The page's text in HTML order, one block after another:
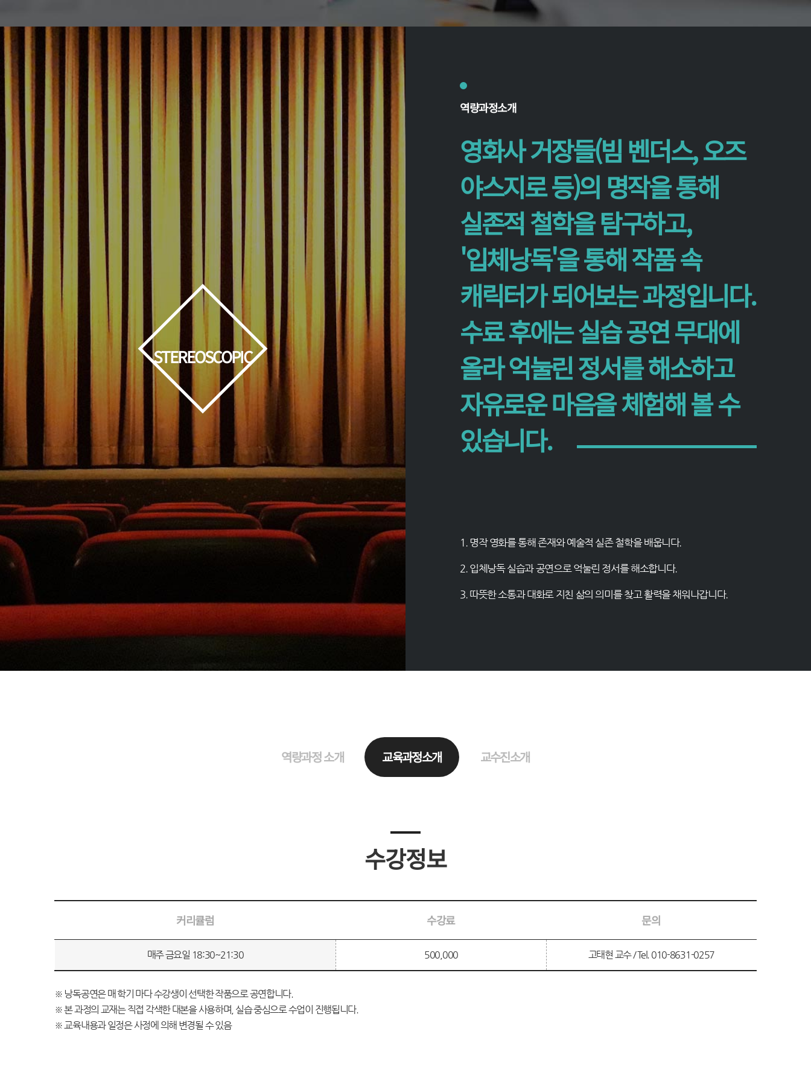
STEREOSCOPIC
역량과정소개
영화사 거장들(빔 벤더스, 오즈
야스지로 등)의 명작을 통해
실존적 철학을 탐구하고,
'입체낭독'을 통해 작품 속
캐릭터가 되어보는 과정입니다.
수료 후에는 실습 공연 무대에
올라 억눌린 정서를 해소하고
자유로운 마음을 체험해 볼 수
있습니다.
1. 명작 영화를 통해 존재와 예술적 실존 철학을 배웁니다.
2. 입체낭독 실습과 공연으로 억눌린 정서를 해소합니다.
3. 따뜻한 소통과 대화로 지친 삶의 의미를 찾고 활력을 채워나갑니다.
역량과정 소개 교육과정소개 교수진소개
수강정보
보
커리큘럼 수강료 문의
매주 금요일 18:30~21:30 500,000 고태현 교수 / Tel. 010-8631-0257
※ 낭독공연은 매 학기 마다 수강생이 선택한 작품으로 공연합니다.
※ 본 과정의 교재는 직접 각색한 대본을 사용하며, 실습 중심으로 수업이 진행됩니다.
※ 교육내용과 일정은 사정에 의해 변경될 수 있음